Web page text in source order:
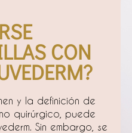
CON
y la definición de
quirúrgico, puede
Sin embargo, se